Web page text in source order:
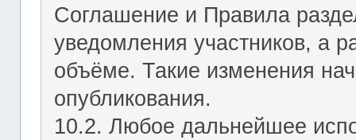
Соглашение и Правила
уведомления участников, а
объёме. Такие изменения
опубликования.
10.2. Любое дальнейшее